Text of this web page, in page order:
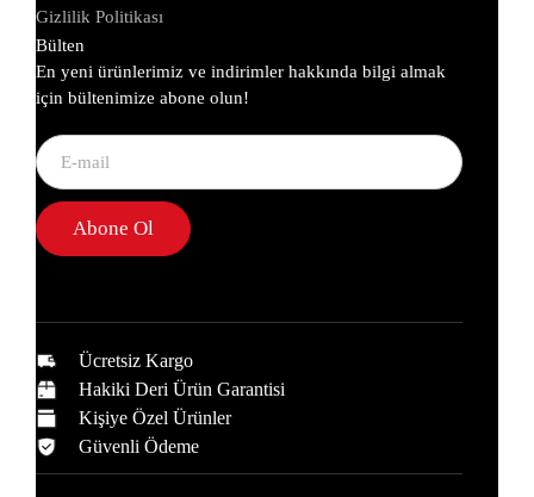
Gizlilik Politikası
Bülten
En yeni ürünlerimiz ve indirimler hakkında bilgi almak
için bültenimize abone olun!
Abone Ol
Ücretsiz Kargo
Hakiki Deri Ürün Garantisi
Kişiye Özel Ürünler
Güvenli Ödeme